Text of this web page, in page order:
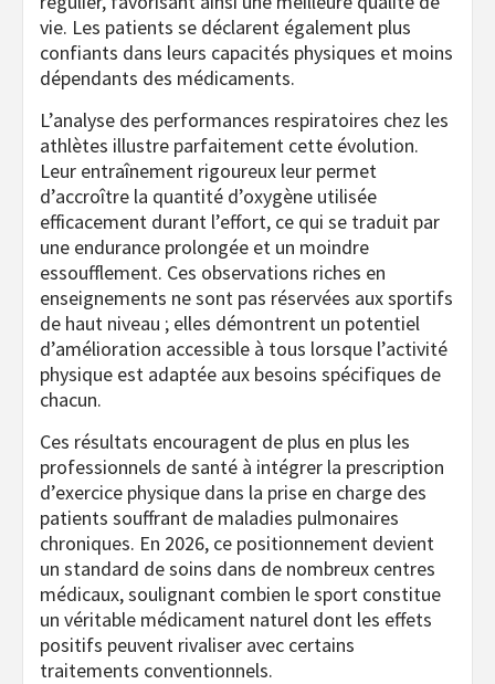
vie. Les patients se déclarent également plus
confiants dans leurs capacités physiques et moins
dépendants des médicaments.
L’analyse des performances respiratoires chez les
athlètes illustre parfaitement cette évolution.
Leur entraînement rigoureux leur permet
d’accroître la quantité d’oxygène utilisée
efficacement durant l’effort, ce qui se traduit par
une endurance prolongée et un moindre
essoufflement. Ces observations riches en
enseignements ne sont pas réservées aux sportifs
de haut niveau ; elles démontrent un potentiel
d’amélioration accessible à tous lorsque l’activité
physique est adaptée aux besoins spécifiques de
chacun.
Ces résultats encouragent de plus en plus les
professionnels de santé à intégrer la prescription
d’exercice physique dans la prise en charge des
patients souffrant de maladies pulmonaires
chroniques. En 2026, ce positionnement devient
un standard de soins dans de nombreux centres
médicaux, soulignant combien le sport constitue
un véritable médicament naturel dont les effets
positifs peuvent rivaliser avec certains
traitements conventionnels.